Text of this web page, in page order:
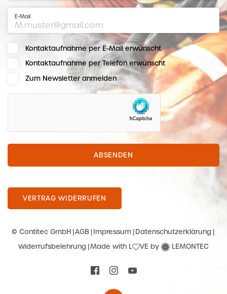
E-Mail
Kontaktaufnahme per E-Mail erwünscht
Kontaktaufnahme per Telefon erwünscht
Zum Newsletter anmelden
ABSENDEN
VERTRAG WIDERRUFEN
© Contitec GmbH AGB Impressum Datenschutzerklärung
Widerrufsbelehrung Made with L VE by LEMONTEC